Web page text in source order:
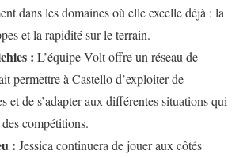
dans les domaines où elle excelle déjà : la
et la rapidité sur le terrain.
: L’équipe Volt offre un réseau de
permettre à Castello d’exploiter de
et de s’adapter aux différentes situations qui
compétitions.
: Jessica continuera de jouer aux côtés